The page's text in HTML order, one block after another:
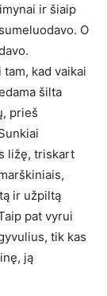
ir šiaip
O
kad vaikai
šilta
, prieš
ližę, triskart
ir užpiltą
pat vyrui
tik kas
ją